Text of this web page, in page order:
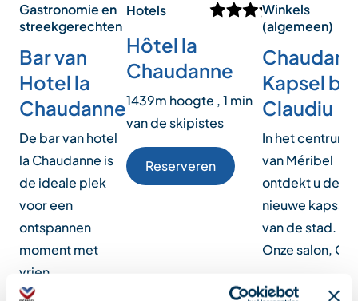
Gastronomie en
streekgerechten
Bar van
Hotel la
Chaudanne
De bar van hotel
la Chaudanne is
de ideale plek
voor een
ontspannen
moment met
vrien…
Hotels
Hôtel la
Chaudanne
1439m hoogte , 1 min
van de skipistes
Reserveren
Winkels
(algemeen)
Kapsel by
Claudiu
In het centrum
van Méribel
ontdekt u de
nieuwe
van de stad.
Onze salon,